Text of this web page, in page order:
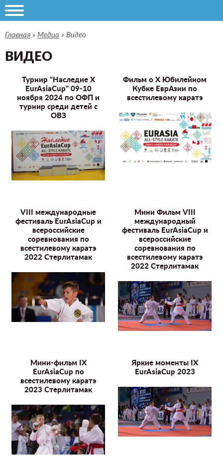
Главная » Медиа » Видео
ВИДЕО
Турнир "Наследие X
EurAsiaCup" 09-10
ноября 2024 по ОФП и
турнир среди детей с
ОВЗ
Фильм о X Юбилейном
Кубке ЕврАзии по
всестилевому каратэ
VIII международные
фестиваль EurAsiaCup и
всероссийские
соревнования по
всестилевому каратэ
2022 Стерлитамак
Мини Фильм VIII
международный
фестиваль EurAsiaCup и
всероссийские
соревнования по
всестилевому каратэ
2022 Стерлитамак
Мини-фильм IX
EurAsiaCup по
всестилевому каратэ
2023 Стерлитамак
Яркие моменты IX
EurAsiaCup 2023